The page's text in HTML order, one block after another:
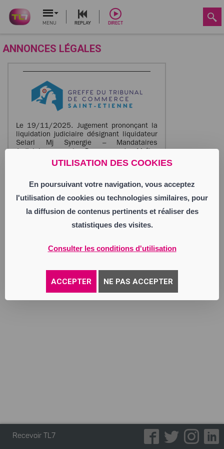
UTILISATION DES COOKIES
En poursuivant votre navigation, vous acceptez
l'utilisation de cookies ou technologies similaires, pour
la diffusion de contenus pertinents et réaliser des
statistiques des visites.
Consulter les conditions d'utilisation
ACCEPTER NE PAS ACCEPTER
MENU REPLAY DIRECT
ANNONCES LÉGALES
Le 19/11/2025. Jugement prononçant la
liquidation judiciaire désignant liquidateur
Selarl Mj Synergie – Mandataires
Fabrice Chretien le century 8 rue Blanqui
GAUTIER Antonio
Entrepreneur Individuel
6 rue du Plateau des Glières
42000 Saint-Étienne
services personnels, commerce de détail
Recevoir TL7